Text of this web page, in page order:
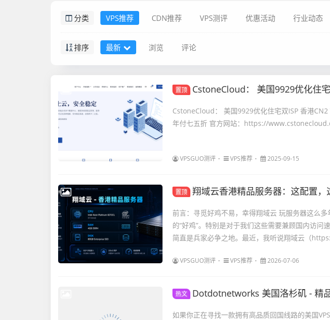
分类 VPS推荐 CDN推荐 VPS测评 优惠活动 行业动态
排序 最新 浏览 评论
置顶 CstoneCloud： 美国9929优化住宅双ISP 香港CN2
CstoneCloud： 美国9929优化住宅双ISP 香港
年付七五折 官方网站：https://
VPSGUO测评 VPS推荐 2025-09-15
置顶 翔域云香港精品服务器：这配置，这速
前言：寻觅好鸡不易，幸得翔域云 玩服务器这么
的“好鸡”。特别是对于我们这些需要兼顾国内访问
简直是兵家必争之地。最近，我听说翔域云（
VPSGUO测评 VPS推荐 2026-07-06
热文 Dotdotnetworks 美国洛杉矶 - 精品回国线路vps -
如果你正在寻找一款拥有高品质回国线路的美国